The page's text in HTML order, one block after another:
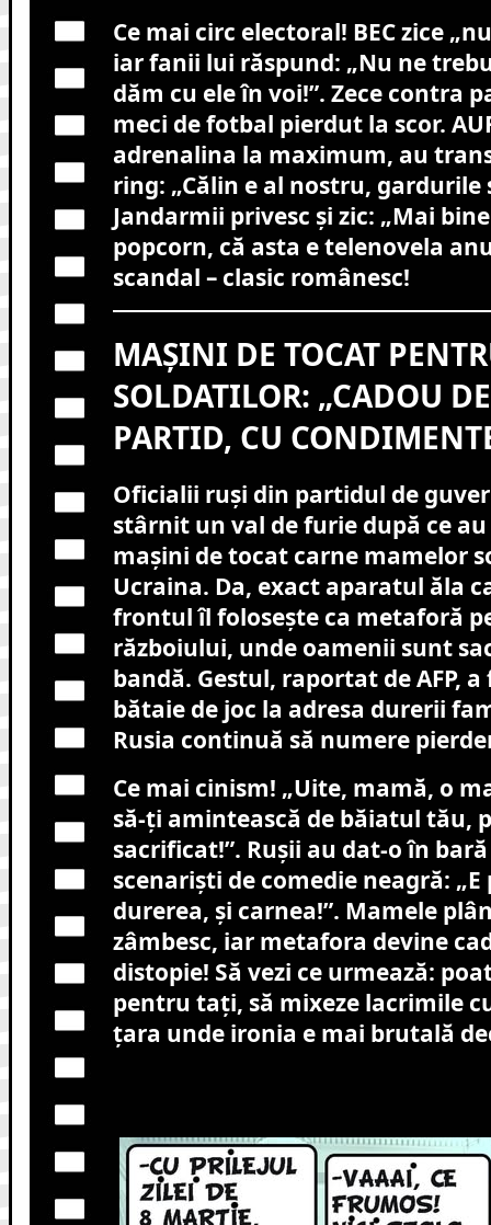
Ce mai circ electoral! BEC zice
iar fanii lui răspund: „Nu ne
dăm cu ele în voi!”. Zece contra
meci de fotbal pierdut la scor.
adrenalina la maximum, au
ring: „Călin e al nostru, gardurile
Jandarmii privesc și zic: „Mai
popcorn, că asta e telenovela
scandal – clasic românesc!
MAȘINI DE TOCAT
SOLDATILOR: „CADOU
PARTID, CU
Oficialii ruși din partidul de
stârnit un val de furie după ce
maşini de tocat carne mamelor
Ucraina. Da, exact aparatul ăla
frontul îl foloseşte ca metaforă
războiului, unde oamenii sunt
bandă. Gestul, raportat de AFP,
bătaie de joc la adresa durerii
Rusia continuă să numere
Ce mai cinism! „Uite, mamă, o
să-ți amintească de băiatul tău,
sacrificat!”. Rușii au dat-o în bară
scenariști de comedie neagră:
durerea, și carnea!”. Mamele
zâmbesc, iar metafora devine
distopie! Să vezi ce urmează:
pentru tați, să mixeze lacrimile
țara unde ironia e mai brutală